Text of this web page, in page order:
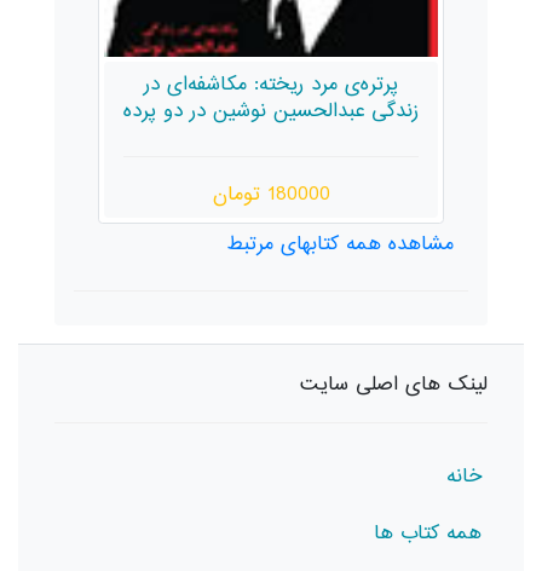
پرتره‌ی مرد ریخته: مکاشفه‌ای در
زندگی عبدالحسین نوشین در دو پرده
180000 تومان
مشاهده همه کتابهای مرتبط
لینک های اصلی سایت
خانه
همه کتاب ها